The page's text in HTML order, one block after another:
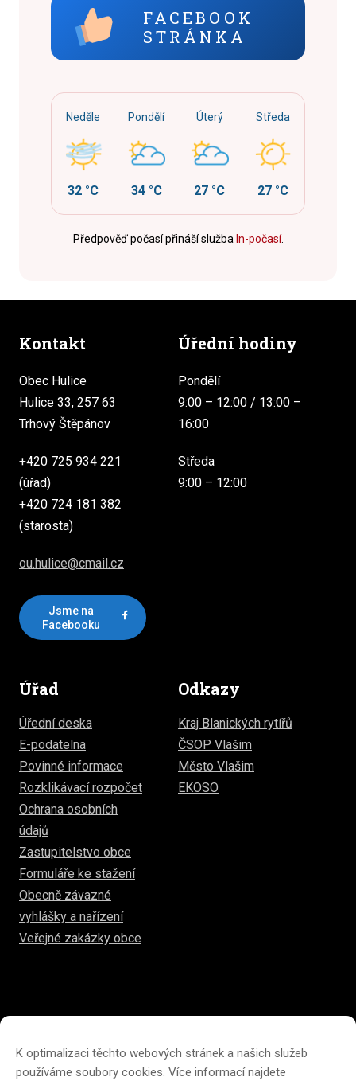
K optimalizaci těchto webových stránek a našich služeb
používáme soubory cookies. Více informací najdete
FACEBOOK
STRÁNKA
Neděle
32 °C
Pondělí
34 °C
Úterý
27 °C
Středa
27 °C
Předpověď počasí přináší služba In-počasí.
Kontakt
Obec Hulice
Hulice 33, 257 63
Trhový Štěpánov
+420 725 934 221
(úřad)
+420 724 181 382
(starosta)
ou.hulice@cmail.cz
Jsme na
Facebooku
Úřední hodiny
Pondělí
9:00 – 12:00 / 13:00 –
16:00
Středa
9:00 – 12:00
Úřad
Úřední deska
E-podatelna
Povinné informace
Rozklikávací rozpočet
Ochrana osobních
údajů
Zastupitelstvo obce
Formuláře ke stažení
Obecně závazné
vyhlášky a nařízení
Veřejné zakázky obce
Odkazy
Kraj Blanických rytířů
ČSOP Vlašim
Město Vlašim
EKOSO
Prohlášení o přístupnosti
Prohlášení o ochraně soukromí
Zásady cookies (EU)